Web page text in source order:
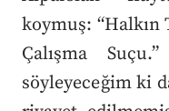
koymuş: “Halkın
Çalışma
söyleyeceğim ki